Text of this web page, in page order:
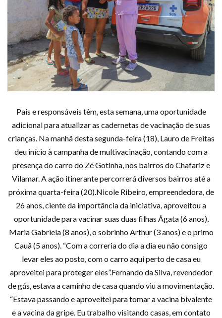
Pais e responsáveis têm, esta semana, uma oportunidade
adicional para atualizar as cadernetas de vacinação de suas
crianças. Na manhã desta segunda-feira (18), Lauro de Freitas
deu início à campanha de multivacinação, contando com a
presença do carro do Zé Gotinha, nos bairros do Chafariz e
Vilamar. A ação itinerante percorrerá diversos bairros até a
próxima quarta-feira (20).Nicole Ribeiro, empreendedora, de
26 anos, ciente da importância da iniciativa, aproveitou a
oportunidade para vacinar suas duas filhas Ágata (6 anos),
Maria Gabriela (8 anos), o sobrinho Arthur (3 anos) e o primo
Cauã (5 anos). “Com a correria do dia a dia eu não consigo
levar eles ao posto, com o carro aqui perto de casa eu
aproveitei para proteger eles”.Fernando da Silva, revendedor
de gás, estava a caminho de casa quando viu a movimentação.
“Estava passando e aproveitei para tomar a vacina bivalente
e a vacina da gripe. Eu trabalho visitando casas, em contato